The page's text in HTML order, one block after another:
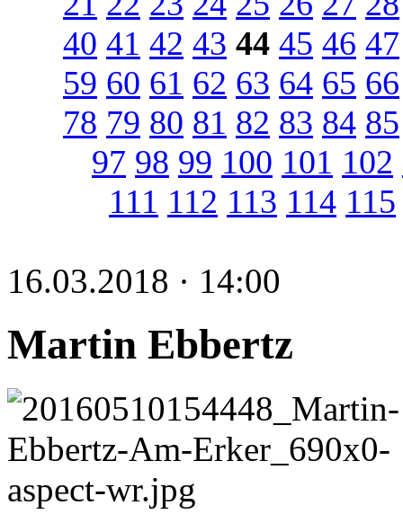
40 41 42 43 44 45 46 47
59 60 61 62 63 64 65 66
78 79 80 81 82 83 84 85
97 98 99 100 101 102
111 112 113 114 115
16.03.2018 · 14:00
Martin Ebbertz